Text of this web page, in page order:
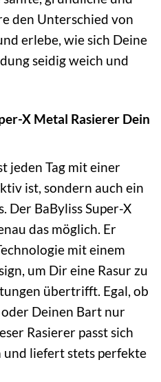
den Unterschied von
erlebe, wie sich Deine
seidig weich und
X Metal Rasierer Dein
jeden Tag mit einer
ist, sondern auch ein
Der BaByliss Super-X
das möglich. Er
mit einem
um Dir eine Rasur zu
übertrifft. Egal, ob
Deinen Bart nur
Rasierer passt sich
und liefert stets perfekte